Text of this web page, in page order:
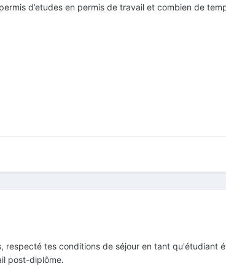
d’etudes en permis de travail et combien de
respecté tes conditions de séjour en tant qu'étudiant
post-diplôme.